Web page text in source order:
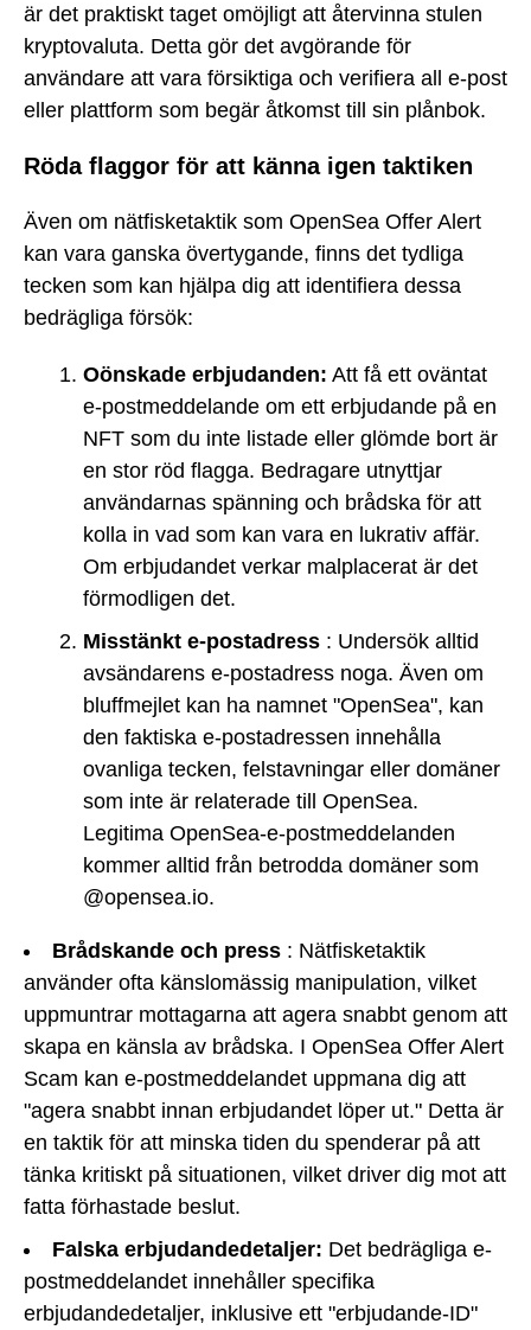
är det praktiskt taget omöjligt att återvinna stulen
kryptovaluta. Detta gör det avgörande för
användare att vara försiktiga och verifiera all e-post
eller plattform som begär åtkomst till sin plånbok.
Röda flaggor för att känna igen taktiken
Även om nätfisketaktik som OpenSea Offer Alert
kan vara ganska övertygande, finns det tydliga
tecken som kan hjälpa dig att identifiera dessa
bedrägliga försök:
Oönskade erbjudanden: Att få ett oväntat
e-postmeddelande om ett erbjudande på en
NFT som du inte listade eller glömde bort är
en stor röd flagga. Bedragare utnyttjar
användarnas spänning och brådska för att
kolla in vad som kan vara en lukrativ affär.
Om erbjudandet verkar malplacerat är det
förmodligen det.
Misstänkt e-postadress : Undersök alltid
avsändarens e-postadress noga. Även om
bluffmejlet kan ha namnet "OpenSea", kan
den faktiska e-postadressen innehålla
ovanliga tecken, felstavningar eller domäner
som inte är relaterade till OpenSea.
Legitima OpenSea-e-postmeddelanden
kommer alltid från betrodda domäner som
@opensea.io.
Brådskande och press : Nätfisketaktik
använder ofta känslomässig manipulation, vilket
uppmuntrar mottagarna att agera snabbt genom att
skapa en känsla av brådska. I OpenSea Offer Alert
Scam kan e-postmeddelandet uppmana dig att
"agera snabbt innan erbjudandet löper ut." Detta är
en taktik för att minska tiden du spenderar på att
tänka kritiskt på situationen, vilket driver dig mot att
fatta förhastade beslut.
Falska erbjudandedetaljer: Det bedrägliga e-
postmeddelandet innehåller specifika
erbjudandedetaljer, inklusive ett "erbjudande-ID"